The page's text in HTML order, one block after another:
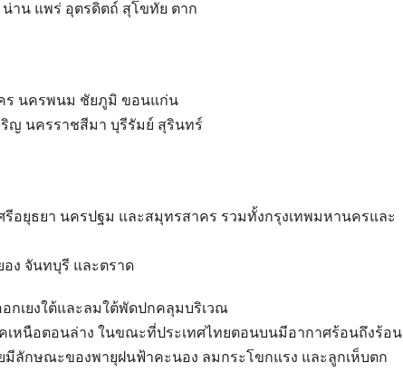
น่าน แพร่ อุตรดิตถ์ สุโขทัย ตาก
ร นครพนม ชัยภูมิ ขอนแก่น
ญ นครราชสีมา บุรีรัมย์ สุรินทร์
อยุธยา นครปฐม และสมุทรสาคร รวมทั้งกรุงเทพมหานครและ
อง จันทบุรี และตราด
กเยงใต้และลมใต้พัดปกคลุมบริเวณ
หนือตอนล่าง ในขณะที่ประเทศไทยตอนบนมีอากาศร้อนถึงร้อน
ลักษณะของพายุฝนฟ้าคะนอง ลมกระโขกแรง และลูกเห็บตก